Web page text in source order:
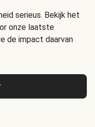
serieus. Bekijk het
onze laatste
de impact daarvan